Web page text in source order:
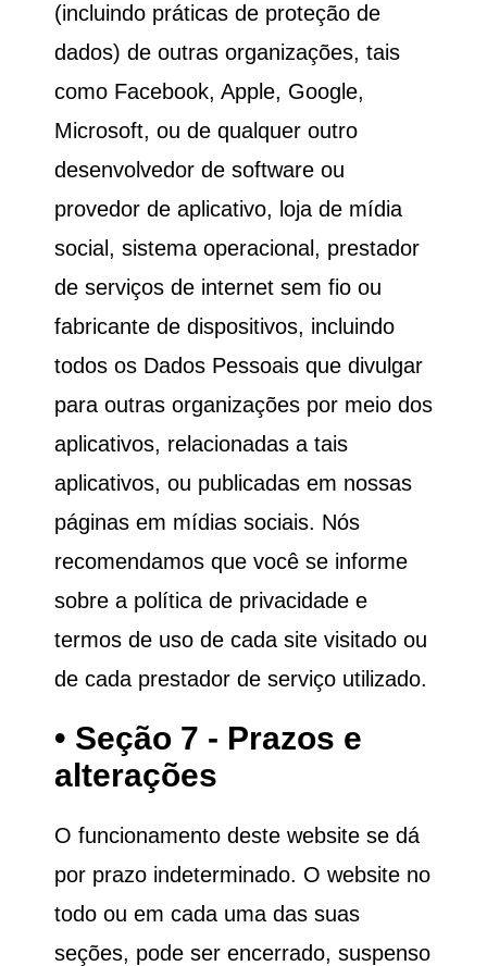
(incluindo práticas de proteção de
dados) de outras organizações, tais
como Facebook, Apple, Google,
Microsoft, ou de qualquer outro
desenvolvedor de software ou
provedor de aplicativo, loja de mídia
social, sistema operacional, prestador
de serviços de internet sem fio ou
fabricante de dispositivos, incluindo
todos os Dados Pessoais que divulgar
para outras organizações por meio dos
aplicativos, relacionadas a tais
aplicativos, ou publicadas em nossas
páginas em mídias sociais. Nós
recomendamos que você se informe
sobre a política de privacidade e
termos de uso de cada site visitado ou
de cada prestador de serviço utilizado.
• Seção 7 - Prazos e
alterações
O funcionamento deste website se dá
por prazo indeterminado. O website no
todo ou em cada uma das suas
seções, pode ser encerrado, suspenso